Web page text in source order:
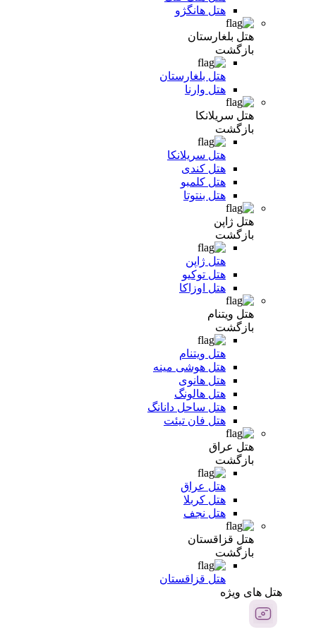
هتل هانگژو
هتل بلغارستان
بازگشت
هتل بلغارستان
هتل وارنا
هتل سریلانکا
بازگشت
هتل سریلانکا
هتل کندی
هتل کلمبو
هتل بنتوتا
هتل ژاپن
بازگشت
هتل ژاپن
هتل توکیو
هتل اوزاکا
هتل ویتنام
بازگشت
هتل ویتنام
هتل هوشی مینه
هتل هانوی
هتل هالونگ
هتل ساحل دانانگ
هتل فان تیئت
هتل عراق
بازگشت
هتل عراق
هتل کربلا
هتل نجف
هتل قزاقستان
بازگشت
هتل قزاقستان
هتل های ویژه